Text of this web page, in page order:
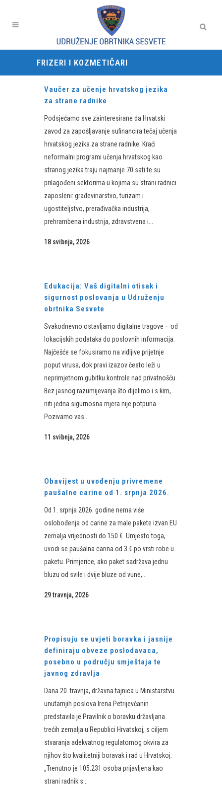
FRIZERI I KOZMETIČARI
Vaučer za učenje hrvatskog jezika
za strane radnike
Podsjećamo sve zainteresirane da Hrvatski
zavod za zapošljavanje sufinancira tečaj učenja
hrvatskog jezika za strane radnike. Kraći
neformalni programi učenja hrvatskog kao
stranog jezika traju najmanje 70 sati te su
prilagođeni sektorima u kojima su strani radnici
zaposleni: građevinarstvo, turizam i
ugostiteljstvo, prerađivačka industrija,
prehrambena industrija, zdravstvena i...
18 svibnja, 2026
Edukacija: Vaš digitalni otisak i
sigurnost poslovanja u Udruženju
obrtnika Sesvete
Svakodnevno ostavljamo digitalne tragove – od
lokacijskih podataka do poslovnih informacija.
Najčešće se fokusiramo na vidljive prijetnje
poput virusa, dok pravi izazov često leži u
neprimjetnom gubitku kontrole nad privatnošću.
Bez jasnog razumijevanja što dijelimo i s kim,
niti jedna sigurnosna mjera nije potpuna.
Pozivamo vas...
11 svibnja, 2026
Obavijest u uvođenju privremene
paušalne carine od 1. srpnja 2026.
Od 1. srpnja 2026. godine nema više
oslobođenja od carine za male pakete izvan EU
zemalja vrijednosti do 150 €. Umjesto toga,
uvodi se paušalna carina od 3 € po vrsti robe u
paketu. Primjerice, ako paket sadržava jednu
bluzu od svile i dvije bluze od vune,...
29 travnja, 2026
Propisuju se uvjeti boravka i jasnije
definiraju obveze poslodavaca,
posebno u području smještaja te
javnog zdravlja
Dana 20. travnja, državna tajnica u Ministarstvu
unutarnjih poslova Irena Petrijevčanin
predstavila je Pravilnik o boravku državljana
trećih zemalja u Republici Hrvatskoj, s ciljem
stvaranja adekvatnog regulatornog okvira za
njihov što kvalitetniji boravak i rad u Hrvatskoj.
„Trenutno je 105.231 osoba prijavljena kao
strani radnik s...